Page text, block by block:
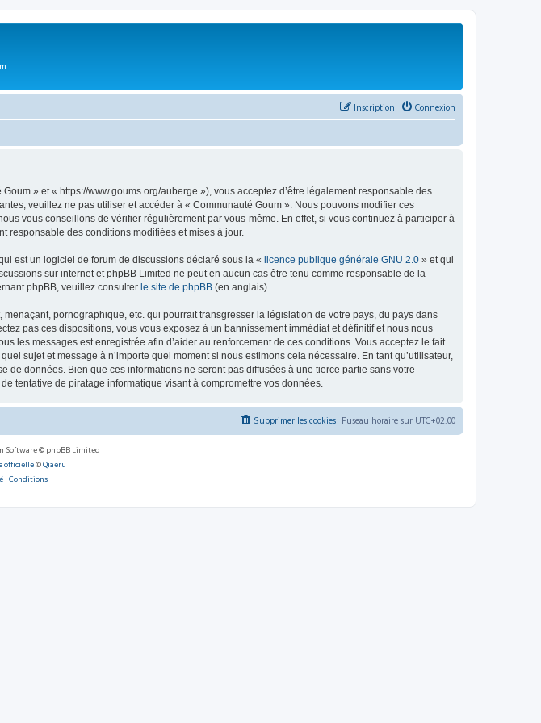
Connexion
Inscription
» et « https://www.goums.org/auberge »), vous acceptez d’être légalement responsable des
veuillez ne pas utiliser et accéder à « Communauté Goum ». Nous pouvons modifier ces
vous conseillons de vérifier régulièrement par vous-même. En effet, si vous continuez à participer à
responsable des conditions modifiées et mises à jour.
est un logiciel de forum de discussions déclaré sous la « licence publique générale GNU 2.0 » et qui
sur internet et phpBB Limited ne peut en aucun cas être tenu comme responsable de la
phpBB, veuillez consulter le site de phpBB (en anglais).
pornographique, etc. qui pourrait transgresser la législation de votre pays, du pays dans
pas ces dispositions, vous vous exposez à un bannissement immédiat et définitif et nous nous
les messages est enregistrée afin d’aider au renforcement de ces conditions. Vous acceptez le fait
sujet et message à n’importe quel moment si nous estimons cela nécessaire. En tant qu’utilisateur,
données. Bien que ces informations ne seront pas diffusées à une tierce partie sans votre
tentative de piratage informatique visant à compromettre vos données.
Fuseau horaire sur UTC+02:00
Supprimer les cookies
Software © phpBB Limited
officielle©Qiaeru
| Conditions